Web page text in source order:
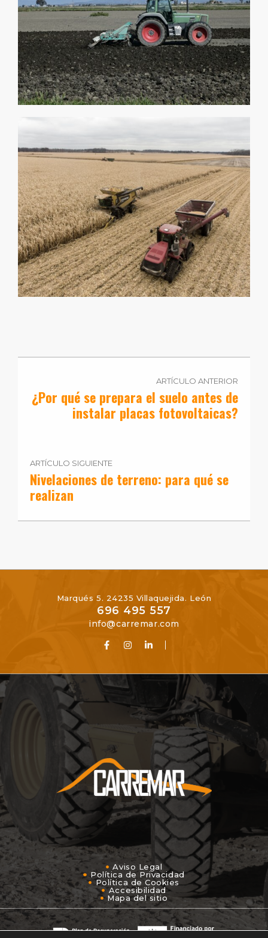
ARTÍCULO ANTERIOR
¿Por qué se prepara el suelo antes de
instalar placas fotovoltaicas?
ARTÍCULO SIGUIENTE
Nivelaciones de terreno: para qué se
realizan
Marqués 5. 24235 Villaquejida. León
696 495 557
info@carremar.com
Aviso Legal
Política de Privacidad
Política de Cookies
Accesibilidad
Mapa del sitio